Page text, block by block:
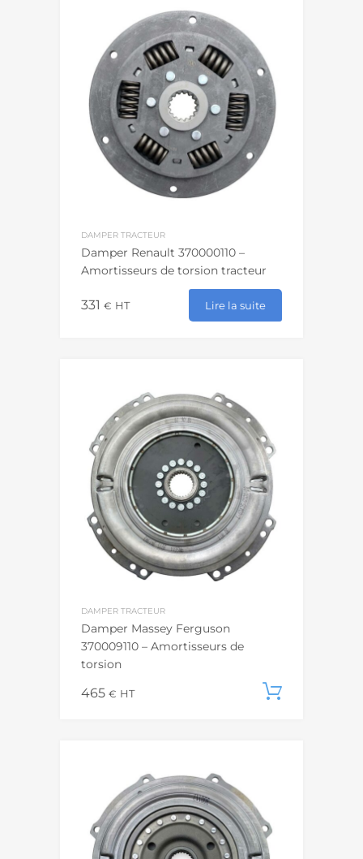
DAMPER TRACTEUR
Damper Renault 370000110 –
Amortisseurs de torsion tracteur
331 € HT Lire la suite
DAMPER TRACTEUR
Damper Massey Ferguson
370009110 – Amortisseurs de
torsion
465 € HT